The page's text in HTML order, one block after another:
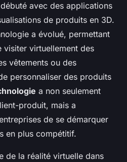
avec des applications
de produits en 3D.
a évolué, permettant
visiter virtuellement des
vêtements ou des
personnaliser des produits
a non seulement
produit, mais a
de se démarquer
en plus compétitif.
de la réalité virtuelle dans